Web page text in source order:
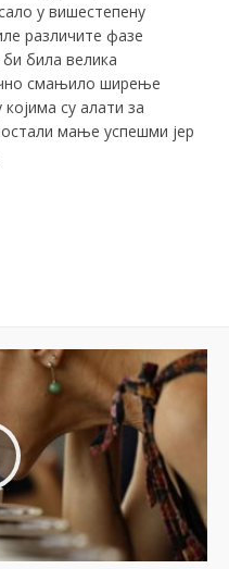
у вишестепену
различите фазе
била велика
смањило ширење
су алати за
мање успешми јер